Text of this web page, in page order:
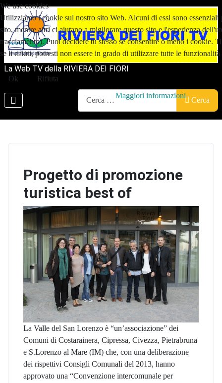
La Web TV della RIVIERA DEI FIORI
Cerca
Progetto di promozione
turistica best of
La Valle del San Lorenzo è “un’associazione” dei
Comuni di Costarainera, Cipressa, Civezza, Pietrabruna
e S.Lorenzo al Mare (IM) che, con una deliberazione
dei rispettivi Consigli Comunali del 2013, hanno
approvato una “Convenzione intercomunale per
We use cookies
Utilizziamo i cookie sul nostro sito Web. Alcuni di essi sono
sito, mentre altri ci aiutano a migliorare questo sito e l'esperienza
tracciamento). Puoi decidere tu stesso se consentire o meno i cookie.
se li rifiuti, potresti non essere in grado di utilizzare tutte le funzionalità
Ok Rifiuta
Maggiori informazioni